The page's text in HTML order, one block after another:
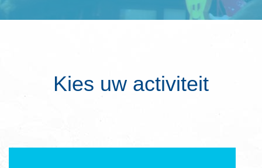
Kies uw activiteit